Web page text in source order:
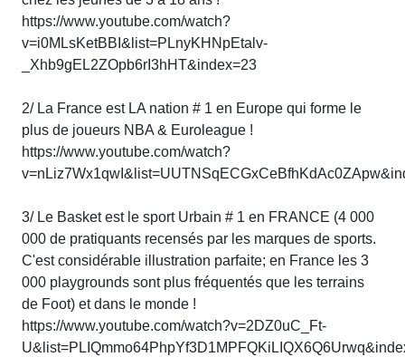
https://www.youtube.com/watch?
v=i0MLsKetBBI&list=PLnyKHNpEtalv-
_Xhb9gEL2ZOpb6rI3hHT&index=23
2/ La France est LA nation # 1 en Europe qui forme le
plus de joueurs NBA & Euroleague !
https://www.youtube.com/watch?
3/ Le Basket est le sport Urbain # 1 en FRANCE (4 000
000 de pratiquants recensés par les marques de sports.
C'est considérable illustration parfaite; en France les 3
000 playgrounds sont plus fréquentés que les terrains
de Foot) et dans le monde !
https://www.youtube.com/watch?v=2DZ0uC_Ft-